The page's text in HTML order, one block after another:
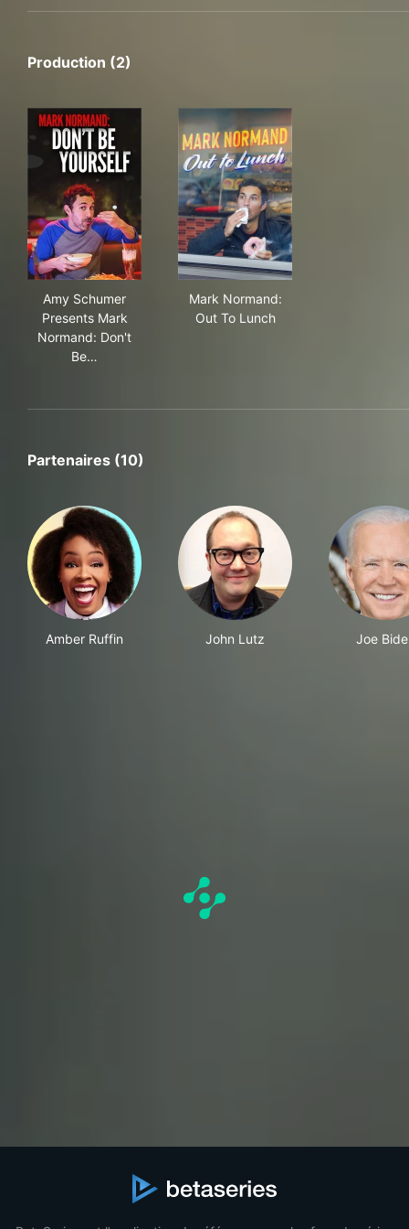
Production (2)
Amy Schumer
Presents Mark
Normand: Don't
Be…
Mark Normand:
Out To Lunch
Partenaires (10)
Amber Ruffin John Lutz Joe